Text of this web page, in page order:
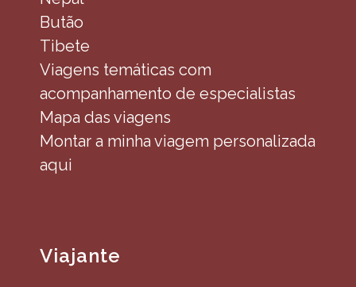
Butão
Tibete
Viagens temáticas com
acompanhamento de especialistas
Mapa das viagens
Montar a minha viagem personalizada
aqui
Viajante